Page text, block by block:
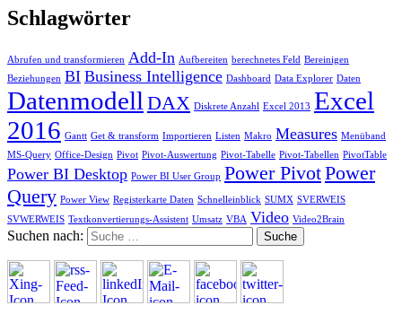
Schlagwörter
Abrufen und transformieren Add-In Aufbereiten berechnetes Feld Bereinigen
Beziehungen BI Business Intelligence Dashboard Data Explorer Daten
Datenmodell DAX Diskrete Anzahl Excel 2013 Excel
2016 Gantt Get & transform Importieren Listen Makro Measures Menüband
MS-Query Office-Design Pivot Pivot-Auswertung Pivot-Tabelle Pivot-Tabellen PivotTable
Power BI Desktop Power BI User Group Power PivotPower
Query Power View Registerkarte Daten Schnelleinblick SUMX SVERWEIS
SVWERWEIS Textkonvertierungs-Assistent Umsatz VBA Video Video2Brain
Suchen nach: